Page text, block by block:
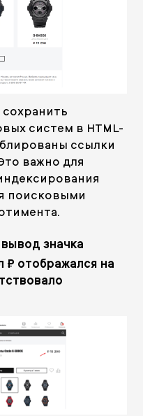
систем в HTML-
ссылки
важно для
поисковыми
значка
₽ отображался на